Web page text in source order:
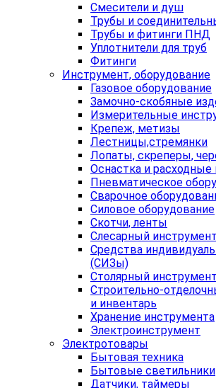
Смесители и душ
Трубы и
Трубы и фитинги ПНД
Уплотнители для труб
Фитинги
Инструмент, оборудование
Газовое оборудование
Замочно-скобяные
Измерительные
Крепеж, метизы
Лестницы,стремянки
Лопаты, скреперы,
Оснастка и расходные
Пневматическое
Сварочное
Силовое оборудование
Скотчи, ленты
Слесарный инструмент
Средства
(СИЗы)
Столярный инструмент
Строительно-
и инвентарь
Хранение инструмента
Электроинструмент
Электротовары
Бытовая техника
Бытовые светильники
Датчики, таймеры